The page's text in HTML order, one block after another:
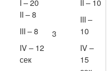
I – 20
II – 8
III – 8
IV – 12
сек
3
II – 10
III –
10
IV –
15